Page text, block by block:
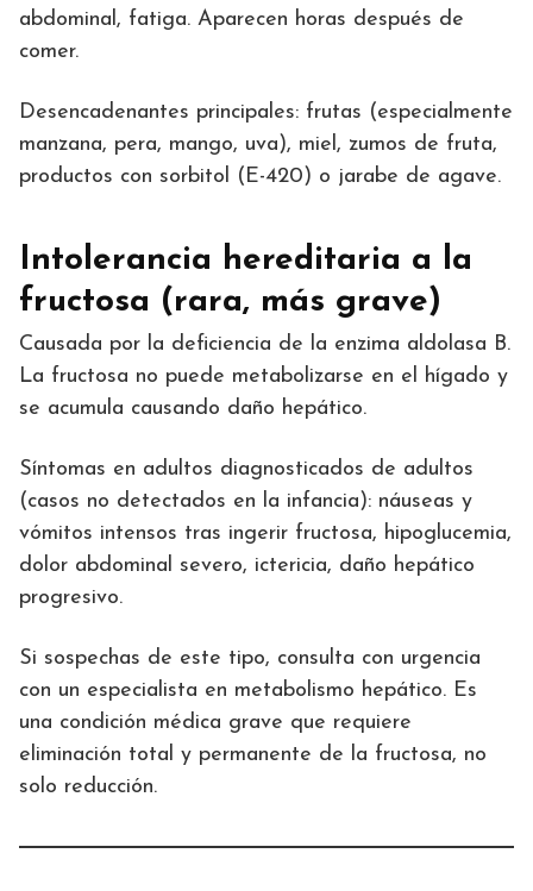
abdominal, fatiga. Aparecen horas después de
comer.
Desencadenantes principales: frutas (especialmente
manzana, pera, mango, uva), miel, zumos de fruta,
productos con sorbitol (E-420) o jarabe de agave.
Intolerancia hereditaria a la
fructosa (rara, más grave)
Causada por la deficiencia de la enzima aldolasa B.
La fructosa no puede metabolizarse en el hígado y
se acumula causando daño hepático.
Síntomas en adultos diagnosticados de adultos
(casos no detectados en la infancia): náuseas y
vómitos intensos tras ingerir fructosa, hipoglucemia,
dolor abdominal severo, ictericia, daño hepático
progresivo.
Si sospechas de este tipo, consulta con urgencia
con un especialista en metabolismo hepático. Es
una condición médica grave que requiere
eliminación total y permanente de la fructosa, no
solo reducción.